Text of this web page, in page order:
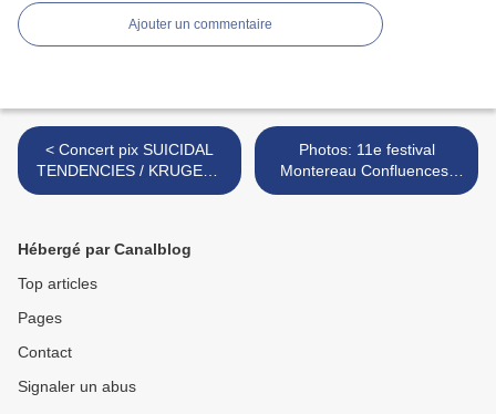
Ajouter un commentaire
< Concert pix SUICIDAL
TENDENCIES / KRUGER /
GRIMSKUNK
Photos: 11e festival
Montereau Confluences-
France june 8-9, 2007 >
Hébergé par Canalblog
Top articles
Pages
Contact
Signaler un abus